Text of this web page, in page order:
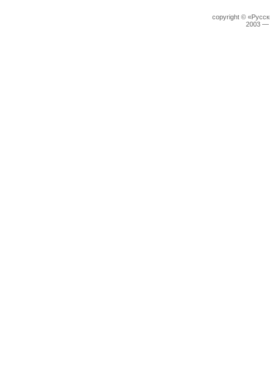
copyright ©
2003 —